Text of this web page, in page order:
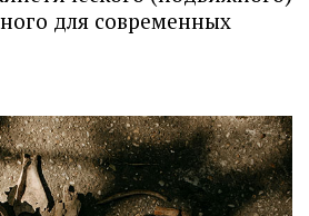
для современных